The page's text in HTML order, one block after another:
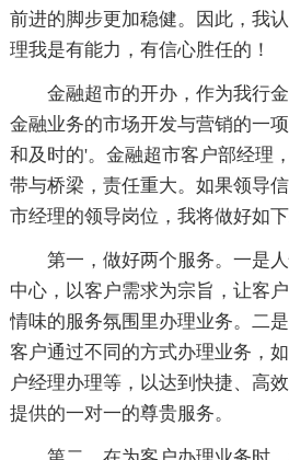
前进的脚步更加稳健。因此，我
理我是有能力，有信心胜任的！
金融超市的开办，作为我行金
金融业务的市场开发与营销的一
和及时的'。金融超市客户部经理
带与桥梁，责任重大。如果领导
市经理的领导岗位，我将做好如下
第一，做好两个服务。一是人
中心，以客户需求为宗旨，让客
情味的服务氛围里办理业务。二
客户通过不同的方式办理业务，
户经理办理等，以达到快捷、高
提供的一对一的尊贵服务。